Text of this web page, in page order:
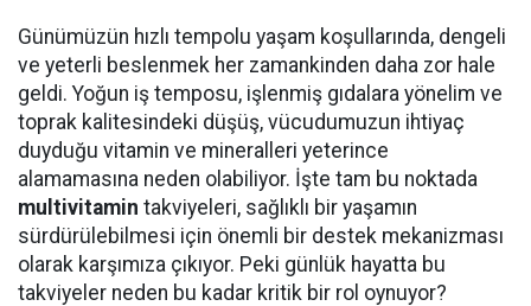
Günümüzün hızlı tempolu yaşam koşullarında, dengeli
ve yeterli beslenmek her zamankinden daha zor hale
geldi. Yoğun iş temposu, işlenmiş gıdalara yönelim ve
toprak kalitesindeki düşüş, vücudumuzun ihtiyaç
duyduğu vitamin ve mineralleri yeterince
alamamasına neden olabiliyor. İşte tam bu noktada
multivitamin takviyeleri, sağlıklı bir yaşamın
sürdürülebilmesi için önemli bir destek mekanizması
olarak karşımıza çıkıyor. Peki günlük hayatta bu
takviyeler neden bu kadar kritik bir rol oynuyor?